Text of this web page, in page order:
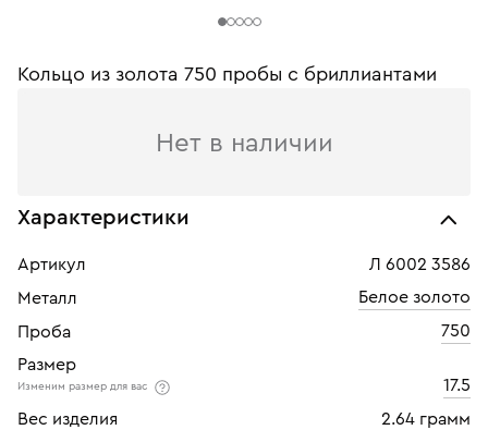
Кольцо из золота 750 пробы c бриллиантами
Нет в наличии
Характеристики
Артикул
Л 6002 3586
Металл
Белое золото
Проба
750
Размер
Изменим размер для вас
17.5
Вес изделия
2.64 грамм